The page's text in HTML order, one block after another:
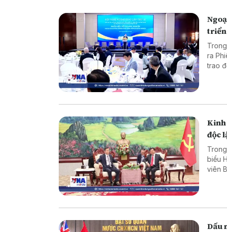
triển
ra
trao
Kinh
độc
biểu
viên
Dấu